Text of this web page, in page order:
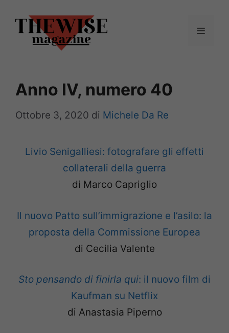
contenuto
Menu
Anno IV, numero 40
Ottobre 3, 2020 di Michele Da Re
Livio Senigalliesi: fotografare gli effetti
collaterali della guerra
di Marco Capriglio
Il nuovo Patto sull’immigrazione e l’asilo: la
proposta della Commissione Europea
di Cecilia Valente
Sto pensando di finirla qui: il nuovo film di
Kaufman su Netflix
di Anastasia Piperno